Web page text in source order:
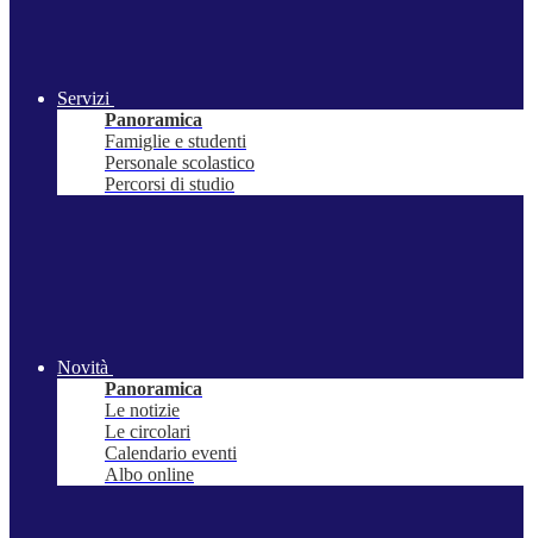
Servizi
Panoramica
Famiglie e studenti
Personale scolastico
Percorsi di studio
Novità
Panoramica
Le notizie
Le circolari
Calendario eventi
Albo online